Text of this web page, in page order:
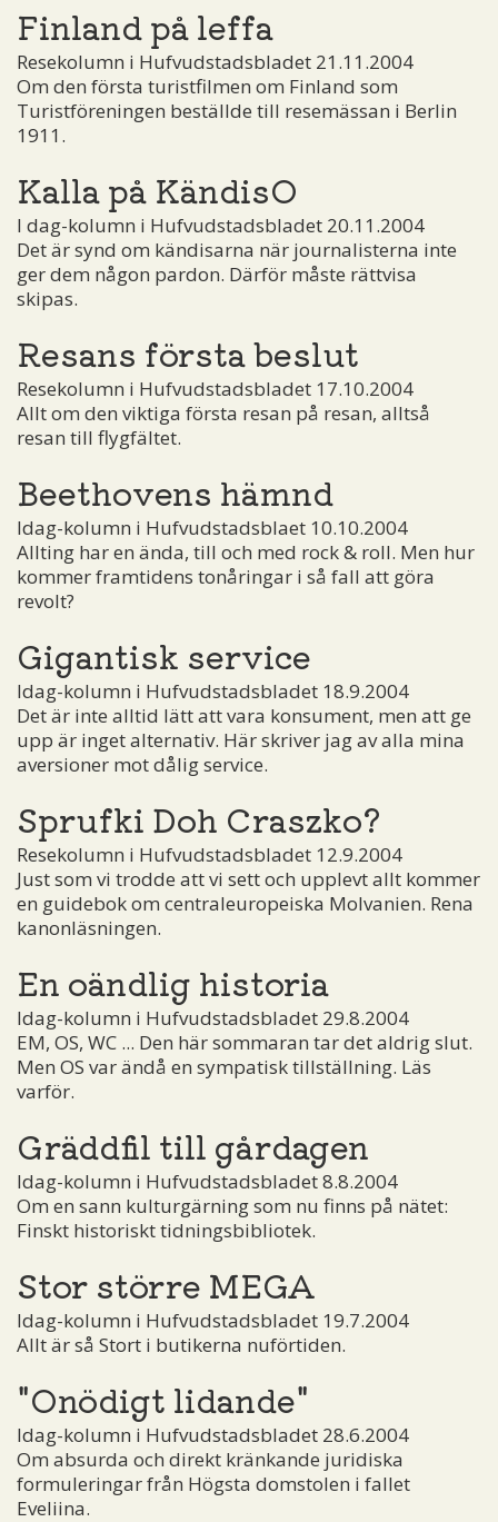
Finland på leffa
Resekolumn i Hufvudstadsbladet 21.11.2004
Om den första turistfilmen om Finland som
Turistföreningen beställde till resemässan i Berlin
1911.
Kalla på KändisO
I dag-kolumn i Hufvudstadsbladet 20.11.2004
Det är synd om kändisarna när journalisterna inte
ger dem någon pardon. Därför måste rättvisa
skipas.
Resans första beslut
Resekolumn i Hufvudstadsbladet 17.10.2004
Allt om den viktiga första resan på resan, alltså
resan till flygfältet.
Beethovens hämnd
Idag-kolumn i Hufvudstadsblaet 10.10.2004
Allting har en ända, till och med rock & roll. Men hur
kommer framtidens tonåringar i så fall att göra
revolt?
Gigantisk service
Idag-kolumn i Hufvudstadsbladet 18.9.2004
Det är inte alltid lätt att vara konsument, men att ge
upp är inget alternativ. Här skriver jag av alla mina
aversioner mot dålig service.
Sprufki Doh Craszko?
Resekolumn i Hufvudstadsbladet 12.9.2004
Just som vi trodde att vi sett och upplevt allt kommer
en guidebok om centraleuropeiska Molvanien. Rena
kanonläsningen.
En oändlig historia
Idag-kolumn i Hufvudstadsbladet 29.8.2004
EM, OS, WC ... Den här sommaran tar det aldrig slut.
Men OS var ändå en sympatisk tillställning. Läs
varför.
Gräddfil till gårdagen
Idag-kolumn i Hufvudstadsbladet 8.8.2004
Om en sann kulturgärning som nu finns på nätet:
Finskt historiskt tidningsbibliotek.
Stor större MEGA
Idag-kolumn i Hufvudstadsbladet 19.7.2004
Allt är så Stort i butikerna nuförtiden.
"Onödigt lidande"
Idag-kolumn i Hufvudstadsbladet 28.6.2004
Om absurda och direkt kränkande juridiska
formuleringar från Högsta domstolen i fallet
Eveliina.